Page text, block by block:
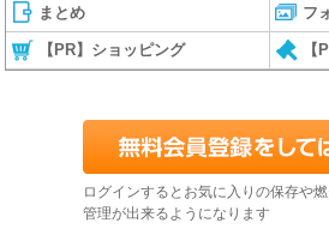
まとめ フ
【PR】ショッピング 【
ログインするとお気に入りの保存や
管理が出来るようになります